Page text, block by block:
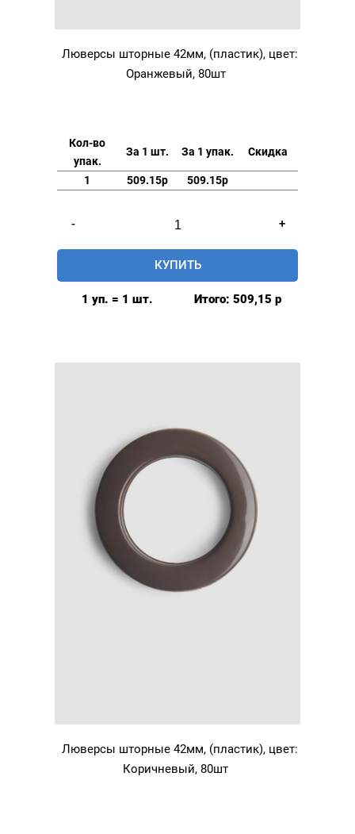
Люверсы шторные 42мм, (пластик), цвет:
Оранжевый, 80шт
Кол-во
упак.
За 1 шт. За 1 упак. Скидка
1 509.15р 509.15р
-
товара
Люверсы
шторные
80шт
+
КУПИТЬ
1 уп. = 1 шт. Итого: 509,15 р
Люверсы шторные 42мм, (пластик), цвет:
Коричневый, 80шт